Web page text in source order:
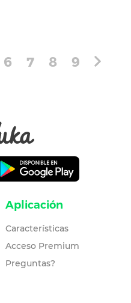
6 7 8 9
Aplicación
Características
Acceso Premium
Preguntas?